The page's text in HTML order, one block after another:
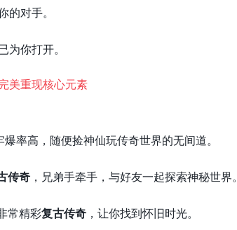
的对手。
你打开。
率高，随便捡神仙玩传奇世界的无间道。
传奇 ，兄弟手牵手，与好友一起探索神秘世界。
常精彩复古传奇 ，让你找到怀旧时光。